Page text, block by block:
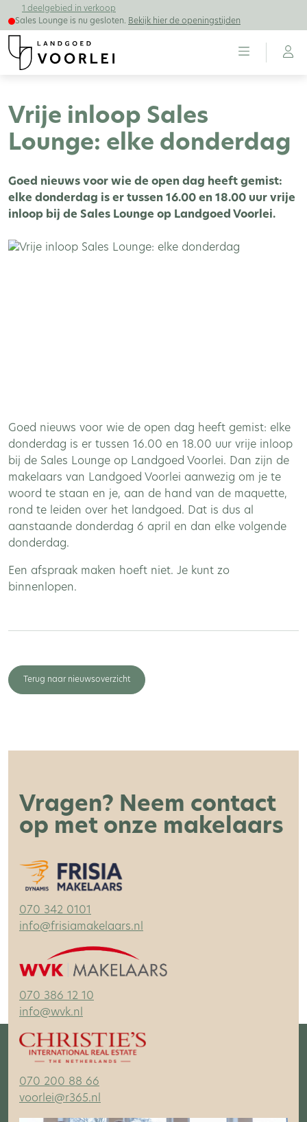
1 deelgebied in verkoop
Sales Lounge is nu gesloten. Bekijk hier de openingstijden
Vrije inloop Sales
Lounge: elke donderdag
Goed nieuws voor wie de open dag heeft gemist:
elke donderdag is er tussen 16.00 en 18.00 uur vrije
inloop bij de Sales Lounge op Landgoed Voorlei.
Goed nieuws voor wie de open dag heeft gemist: elke
donderdag is er tussen 16.00 en 18.00 uur vrije inloop
bij de Sales Lounge op Landgoed Voorlei. Dan zijn de
makelaars van Landgoed Voorlei aanwezig om je te
woord te staan en je, aan de hand van de maquette,
rond te leiden over het landgoed. Dat is dus al
aanstaande donderdag 6 april en dan elke volgende
donderdag.
Een afspraak maken hoeft niet. Je kunt zo
binnenlopen.
Terug naar nieuwsoverzicht
Vragen? Neem contact
op met onze makelaars
070 342 0101
info@frisiamakelaars.nl
070 386 12 10
info@wvk.nl
070 200 88 66
voorlei@r365.nl